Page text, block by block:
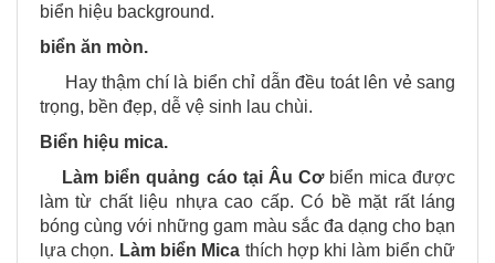
biển hiệu background.
biển ăn mòn.
Hay thậm chí là biển chỉ dẫn đều toát lên vẻ sang
trọng, bền đẹp, dễ vệ sinh lau chùi.
Biển hiệu mica.
Làm biển quảng cáo tại Âu Cơbiển mica được
làm từ chất liệu nhựa cao cấp. Có bề mặt rất láng
bóng cùng với những gam màu sắc đa dạng cho bạn
lựa chọn. Làm biển Mica thích hợp khi làm biển chữ